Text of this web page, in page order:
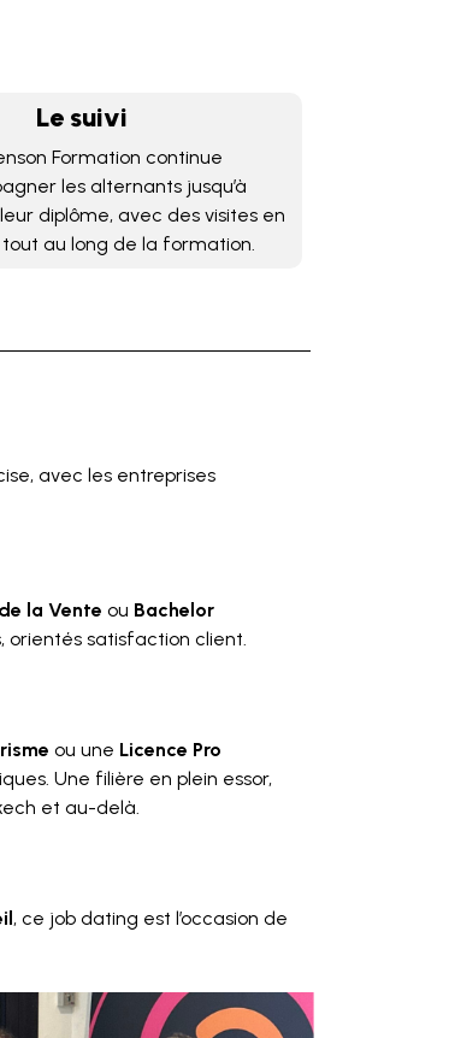
Le suivi
Formation continue
les alternants jusqu’à
diplôme, avec des visites en
au long de la formation.
avec les entreprises
la Vente ou Bachelor
orientés satisfaction client.
ou une Licence Pro
Une filière en plein essor,
et au-delà.
, ce job dating est l’occasion de